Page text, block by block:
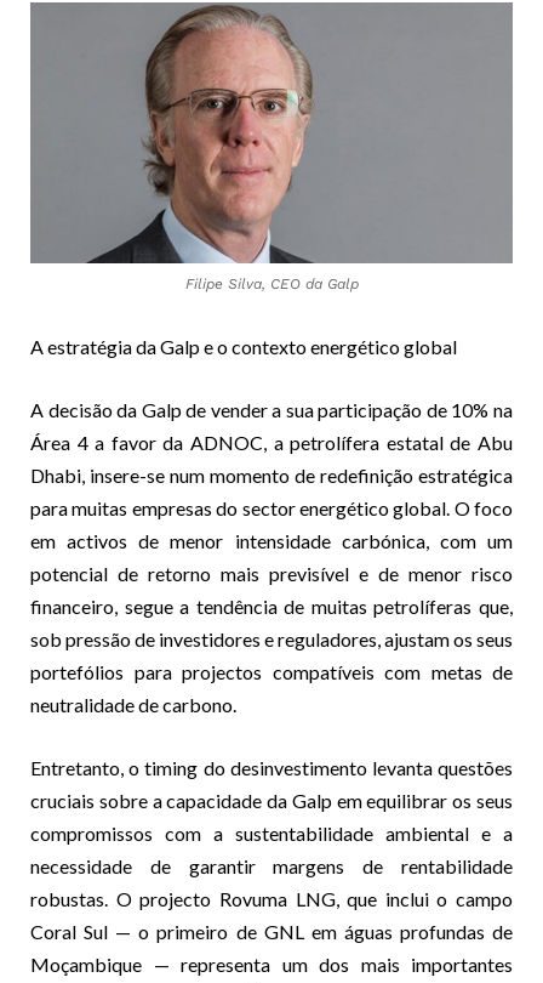
Filipe Silva, CEO da Galp
A estratégia da Galp e o contexto energético global
A decisão da Galp de vender a sua participação de 10% na
Área 4 a favor da ADNOC, a petrolífera estatal de Abu
Dhabi, insere-se num momento de redefinição estratégica
para muitas empresas do sector energético global. O foco
em activos de menor intensidade carbónica, com um
potencial de retorno mais previsível e de menor risco
financeiro, segue a tendência de muitas petrolíferas que,
sob pressão de investidores e reguladores, ajustam os seus
portefólios para projectos compatíveis com metas de
neutralidade de carbono.
Entretanto, o timing do desinvestimento levanta questões
cruciais sobre a capacidade da Galp em equilibrar os seus
compromissos com a sustentabilidade ambiental e a
necessidade de garantir margens de rentabilidade
robustas. O projecto Rovuma LNG, que inclui o campo
Coral Sul — o primeiro de GNL em águas profundas de
Moçambique — representa um dos mais importantes